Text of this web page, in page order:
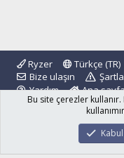
Ryzer
Türkçe (TR)
Bize ulaşın
Yardım
Ana
Community platform by
© 2001 - 2024
Bu site çerezler
Kabul